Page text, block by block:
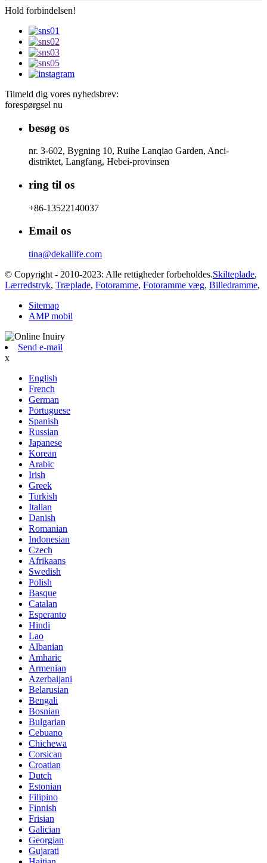
Hold forbindelsen!
Tilmeld dig vores nyhedsbrev:
forespørgsel nu
besøg os
nr. 3-602, Bygning 10, Ruihe Lanqiao Garden, Anci-
distriktet, Langfang, Hebei-provinsen
ring til os
+86-13522140037
Email os
tina@dekallife.com
© Copyright - 2010-2023: Alle rettigheder forbeholdes.Skilteplade,
Lærredstryk, Træplade, Fotoramme, Fotoramme væg, Billedramme,
Sitemap
AMP mobil
Send e-mail
x
English
French
German
Portuguese
Spanish
Russian
Japanese
Korean
Arabic
Irish
Greek
Turkish
Italian
Danish
Romanian
Indonesian
Czech
Afrikaans
Swedish
Polish
Basque
Catalan
Esperanto
Hindi
Lao
Albanian
Amharic
Armenian
Azerbaijani
Belarusian
Bengali
Bosnian
Bulgarian
Cebuano
Chichewa
Corsican
Croatian
Dutch
Estonian
Filipino
Finnish
Frisian
Galician
Georgian
Gujarati